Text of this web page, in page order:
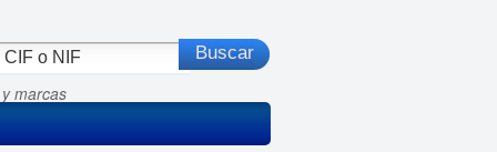
marcas